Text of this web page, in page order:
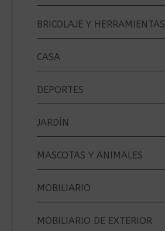
BRICOLAJE Y HERRAMIENTAS
CASA
DEPORTES
JARDÍN
MASCOTAS Y ANIMALES
MOBILIARIO
MOBILIARIO DE EXTERIOR